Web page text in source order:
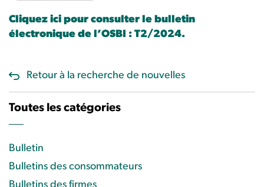
Cliquez ici pour consulter le bulletin
électronique de l’OSBI : T2/2024.
Retour à la recherche de nouvelles
Toutes les catégories
Bulletin
Bulletins des consommateurs